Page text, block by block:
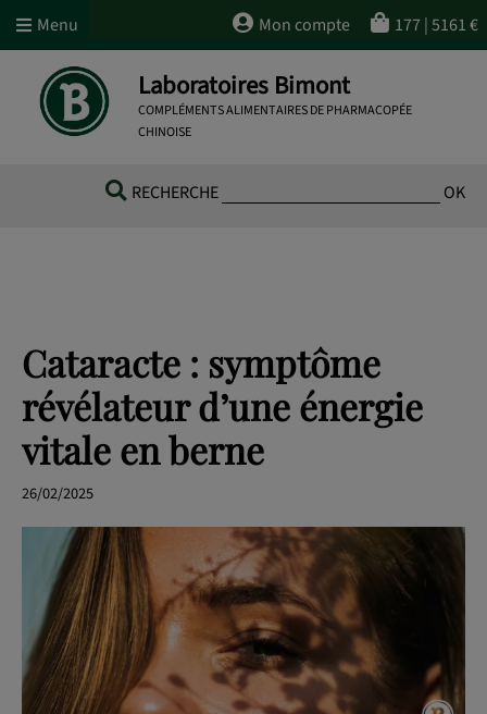
Laboratoires Bimont
COMPLÉMENTS ALIMENTAIRES DE PHARMACOPÉE
CHINOISE
RECHERCHE OK
Cataracte : symptôme
révélateur d’une énergie
vitale en berne
26/02/2025
Menu Mon compte 177|5161€